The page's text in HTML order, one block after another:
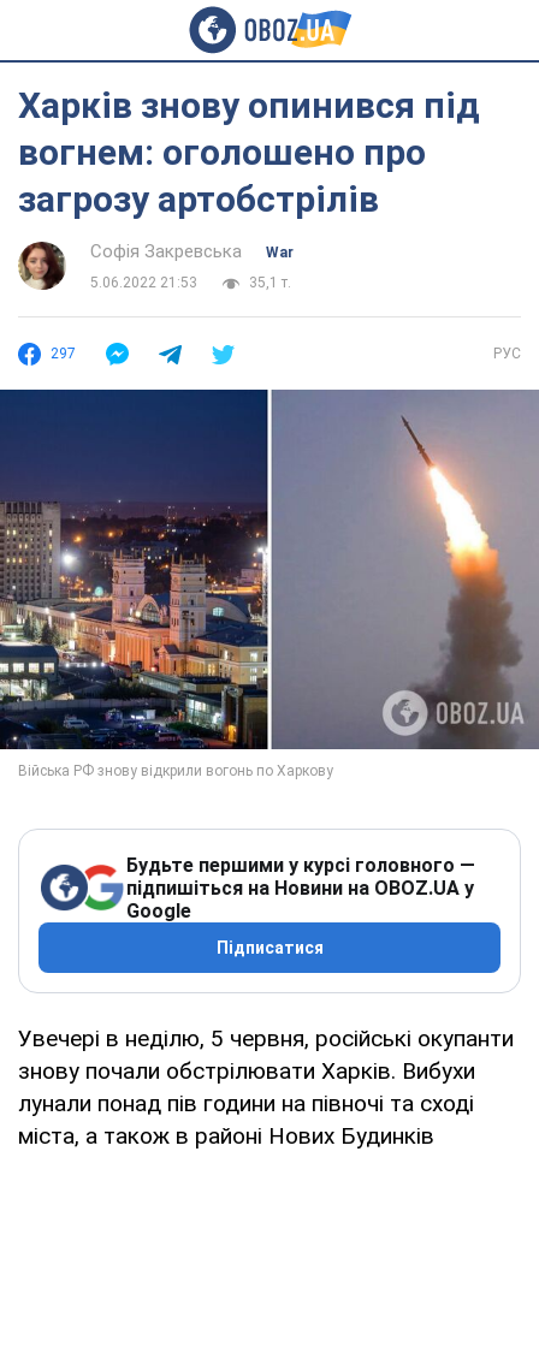
Харків знову опинився під
вогнем: оголошено про
загрозу артобстрілів
Софія Закревська
War
5.06.2022 21:53
35,1 т.
297 РУС
Будьте першими у курсі головного —
підпишіться на Новини на OBOZ.UA у
Google
Підписатися
Увечері в неділю, 5 червня, російські окупанти
знову почали обстрілювати Харків. Вибухи
лунали понад пів години на півночі та сході
міста, а також в районі Нових Будинків